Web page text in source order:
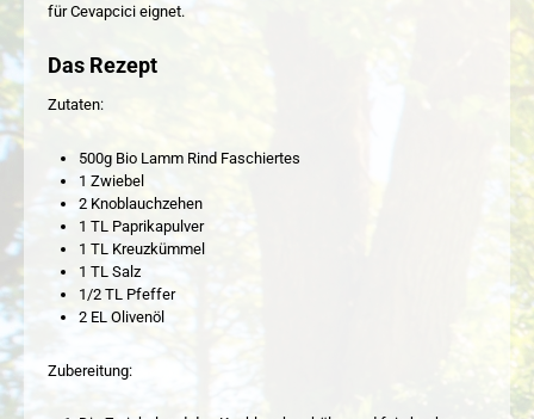
für Cevapcici eignet.
Das Rezept
Zutaten:
500g Bio Lamm Rind Faschiertes
1 Zwiebel
2 Knoblauchzehen
1 TL Paprikapulver
1 TL Kreuzkümmel
1 TL Salz
1/2 TL Pfeffer
2 EL Olivenöl
Zubereitung: